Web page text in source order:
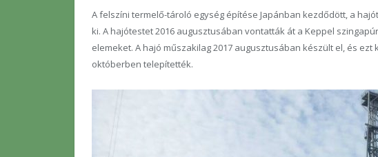
A felszíni termelő-tároló egység építése Japánban kezdődött, a
ki. A hajótestet 2016 augusztusában vontatták át a Keppel
elemeket. A hajó műszakilag 2017 augusztusában készült el, és
októberben telepítették.